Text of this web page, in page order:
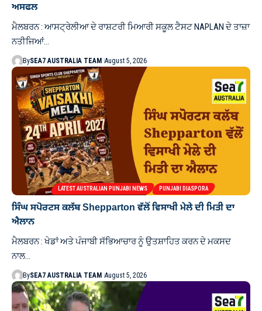
ਅਸਫਲ
ਮੈਲਬਰਨ : ਆਸਟ੍ਰੇਲੀਆ ਦੇ ਰਾਸ਼ਟਰੀ ਮਿਆਰੀ ਸਕੂਲ ਟੈਸਟ NAPLAN ਦੇ ਤਾਜ਼ਾ
ਨਤੀਜਿਆਂ…
BySEA7 AUSTRALIA TEAM August 5, 2026
LATEST AUSTRALIAN PUNJABI NEWS PUNJABI DIASPORA
ਸਿੰਘ ਸਪੋਰਟਸ ਕਲੱਬ Shepparton ਵੱਲੋਂ ਵਿਸਾਖੀ ਮੇਲੇ ਦੀ ਮਿਤੀ ਦਾ
ਐਲਾਨ
ਮੈਲਬਰਨ : ਖੇਡਾਂ ਅਤੇ ਪੰਜਾਬੀ ਸੱਭਿਆਚਾਰ ਨੂੰ ਉਤਸ਼ਾਹਿਤ ਕਰਨ ਦੇ ਮਕਸਦ
ਨਾਲ…
BySEA7 AUSTRALIA TEAM August 5, 2026